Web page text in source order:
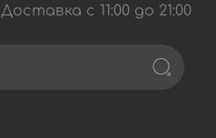
Доставка с 11:00 до 21:00